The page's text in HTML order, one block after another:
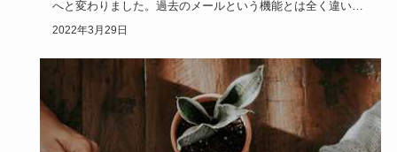
へと変わりました。過去のメールという機能とは全く違い、
かわいいデ…
2022年3月29日